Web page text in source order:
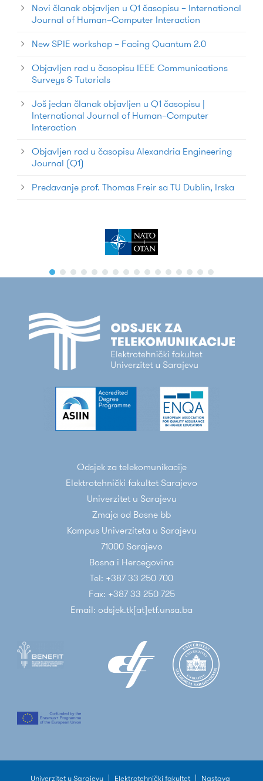
Novi članak objavljen u Q1 časopisu – International
Journal of Human–Computer Interaction
New SPIE workshop – Facing Quantum 2.0
Objavljen rad u časopisu IEEE Communications
Surveys & Tutorials
Još jedan članak objavljen u Q1 časopisu |
International Journal of Human–Computer
Interaction
Objavljen rad u časopisu Alexandria Engineering
Journal (Q1)
Predavanje prof. Thomas Freir sa TU Dublin, Irska
Odsjek za telekomunikacije
Elektrotehnički fakultet Sarajevo
Univerzitet u Sarajevu
Zmaja od Bosne bb
Kampus Univerziteta u Sarajevu
71000 Sarajevo
Bosna i Hercegovina
Tel: +387 33 250 700
Fax: +387 33 250 725
Email: odsjek.tk[at]etf.unsa.ba
Univerzitet u Sarajevu Elektrotehnički fakultet Nastava